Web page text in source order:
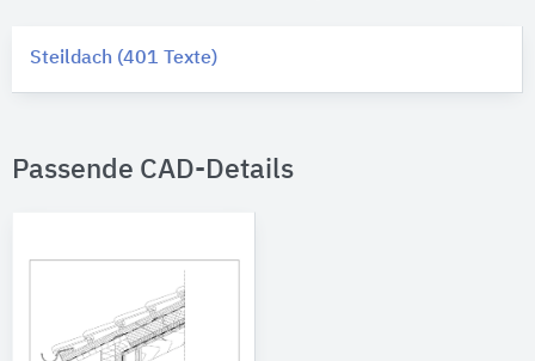
Steildach (401 Texte)
Passende CAD-Details